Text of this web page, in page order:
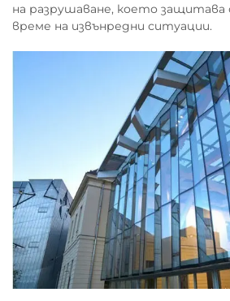
на разрушаване, което
време на извънредни ситуации.